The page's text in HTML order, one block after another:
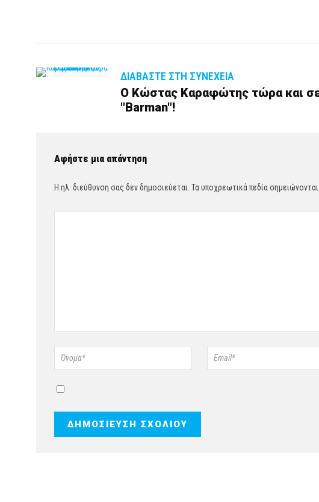
ΔΙΑΒΆΣΤΕ ΣΤΗ ΣΥΝΈΧΕΙΑ
Ο Κώστας Καραφώτης τώρα και
"Barman"!
Αφήστε μια απάντηση
Η ηλ. διεύθυνση σας δεν δημοσιεύεται. Τα υποχρεωτικά πεδία